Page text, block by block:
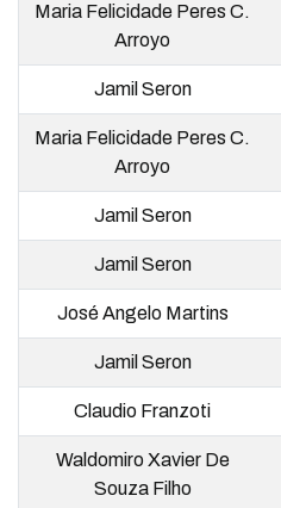
Maria Felicidade Peres C.
Arroyo
Jamil Seron
Maria Felicidade Peres C.
Arroyo
Jamil Seron
Jamil Seron
José Angelo Martins
Jamil Seron
Claudio Franzoti
Waldomiro Xavier De
Souza Filho